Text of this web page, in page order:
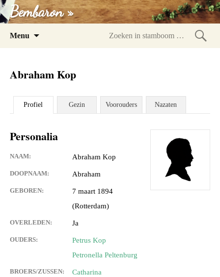
Bembaron »
Menu
Abraham Kop
Profiel Gezin Voorouders Nazaten
Personalia
NAAM: Abraham Kop
DOOPNAAM: Abraham
GEBOREN:
7 maart 1894
(Rotterdam)
OVERLEDEN: Ja
OUDERS:
Petrus Kop
Petronella Peltenburg
BROERS/ZUSSEN:
Catharina